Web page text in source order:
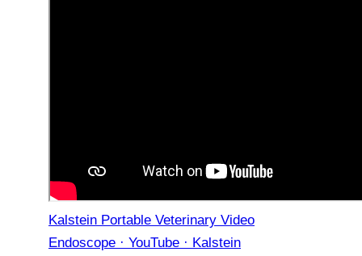
Kalstein Portable Veterinary Video
Endoscope · YouTube · Kalstein